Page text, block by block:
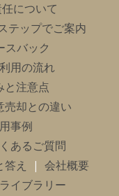
について
テップでご案内
スバック
用の流れ
と注意点
売却との違い
事例
あるご質問
え
会社概要
イブラリー